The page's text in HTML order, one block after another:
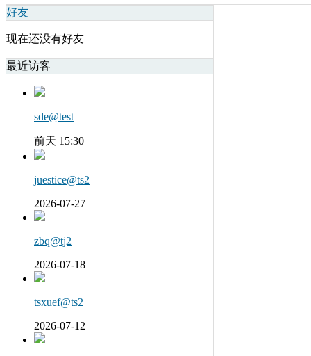
好友
现在还没有好友
最近访客
sde@test
前天 15:30
juestice@ts2
2026-07-27
zbq@tj2
2026-07-18
tsxuef@ts2
2026-07-12